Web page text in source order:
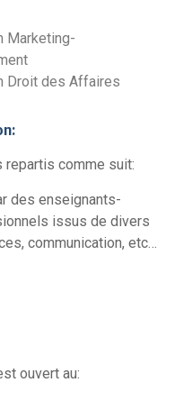
Marketing-
Droit des Affaires
repartis comme suit:
des enseignants-
issus de divers
communication, etc…
ouvert au: